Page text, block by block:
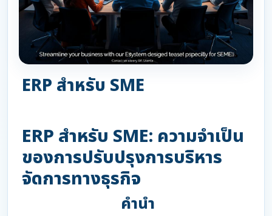
ERP สำหรับ SME
ERP สำหรับ SME: ความจำเป็น
ของการปรับปรุงการบริหาร
จัดการทางธุรกิจ
คำนำ